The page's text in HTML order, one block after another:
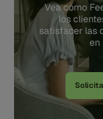
Vea cómo
los
satisfacer las
en